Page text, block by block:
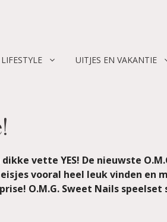
LIFESTYLE UITJES EN VAKANTIE
vette YES! De nieuwste
vooral heel leuk vinden en
O.M.G. Sweet Nails